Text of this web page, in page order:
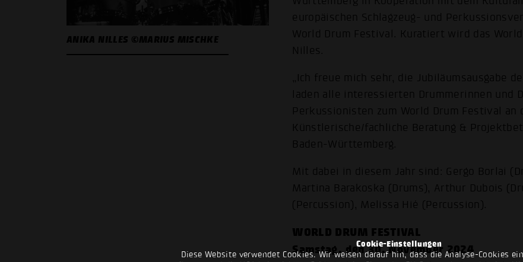
Cookie-Einstellungen
Diese Website verwendet Cookies. Wir weisen darauf hin, dass die Analyse-Cookies
ANIKA NILLES ©MARIUS MISCHKE
europäischen Schlagzeug- und
World Drum Festival. Kuratiert wird das
Nilles.
„Ich freue mich sehr, die Jubiläumsausgabe
laden alle interessierten Drummerinnen und
Perkussionisten zum World Drum Festival an
Künstlerische/fachliche Beratung &
Baden-Württemberg.
Mit dabei in diesem Jahr sind: Gergo Borlai
Martina Barakoska (Drums), Arthur Dubois
(Percussion), Melissa Hié (Percussion).
WORLD DRUM FESTIVAL
Samstag, den 30. November 2024